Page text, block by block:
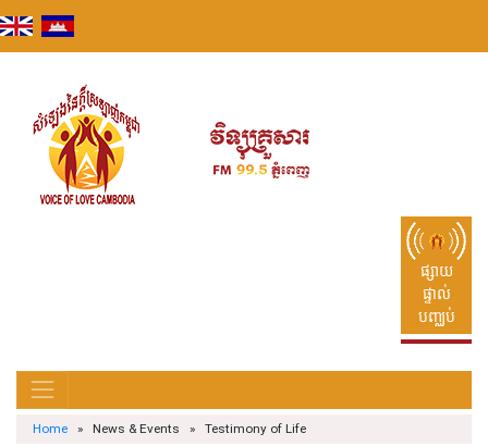
to
content
ផ្សាយ
ផ្ទាល់
បញ្ឈប់
Home » News & Events » Testimony of Life